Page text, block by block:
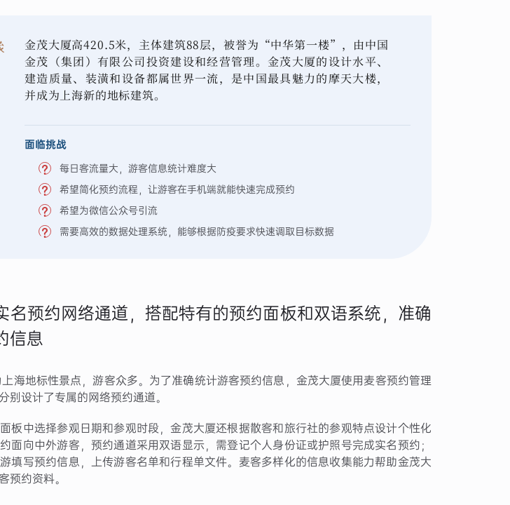
金茂大厦高420.5米，主体建筑88层，被誉为“中华第一楼”，由中国
金茂（集团）有限公司投资建设和经营管理。金茂大厦的设计水平、
建造质量、装潢和设备都属世界一流，是中国最具魅力的摩天大楼，
并成为上海新的地标建筑。
面临挑战
每日客流量大，游客信息统计难度大
希望简化预约流程，让游客在手机端就能快速完成预约
希望为微信公众号引流
需要高效的数据处理系统，能够根据防疫要求快速调取目标数据
名预约网络通道，搭配特有的预约面板和双语系统，准确
信息
海地标性景点，游客众多。为了准确统计游客预约信息，金茂大厦使用麦客预约管理
别设计了专属的网络预约通道。
板中选择参观日期和参观时段，金茂大厦还根据散客和旅行社的参观特点设计个性化
面向中外游客，预约通道采用双语显示，需登记个人身份证或护照号完成实名预约；
填写预约信息，上传游客名单和行程单文件。麦客多样化的信息收集能力帮助金茂大
预约资料。